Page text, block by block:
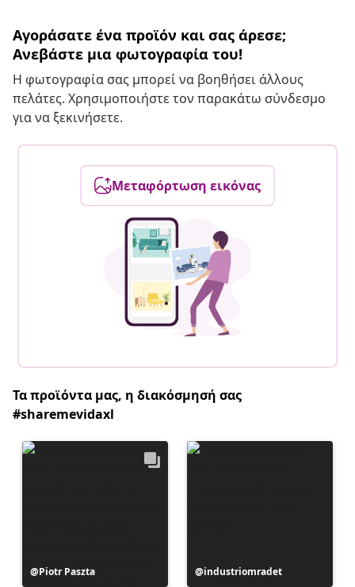
Αγοράσατε ένα προϊόν και σας άρεσε;
Ανεβάστε μια φωτογραφία του!
Η φωτογραφία σας μπορεί να βοηθήσει άλλους
πελάτες. Χρησιμοποιήστε τον παρακάτω σύνδεσμο
για να ξεκινήσετε.
Μεταφόρτωση εικόνας
Τα προϊόντα μας, η διακόσμησή σας
#sharemevidaxl
Η
Piotr Paszta
Η
industriomradet